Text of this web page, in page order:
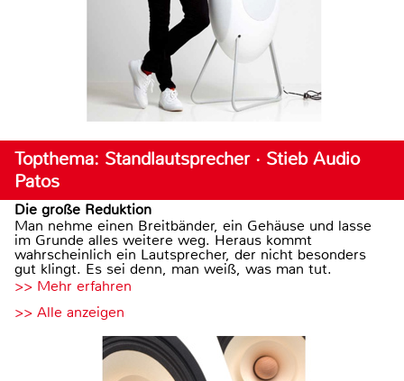
Topthema: Standlautsprecher · Stieb Audio
Patos
Die große Reduktion
Man nehme einen Breitbänder, ein Gehäuse und lasse
im Grunde alles weitere weg. Heraus kommt
wahrscheinlich ein Lautsprecher, der nicht besonders
gut klingt. Es sei denn, man weiß, was man tut.
>> Mehr erfahren
>> Alle anzeigen